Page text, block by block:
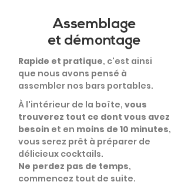
Assemblage
et démontage
Rapide et pratique, c'est ainsi
que nous avons pensé à
assembler nos bars portables.
À l'intérieur de la boîte, vous
trouverez tout ce dont vous avez
besoin et en moins de 10 minutes,
vous serez prêt à préparer de
délicieux cocktails.
Ne perdez pas de temps,
commencez tout de suite.